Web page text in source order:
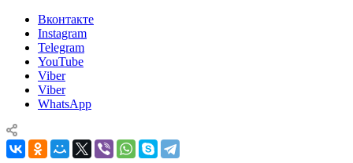
Вконтакте
Instagram
Telegram
YouTube
Viber
Viber
WhatsApp